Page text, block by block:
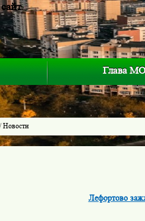
Глава МО
/ Новости
Лефортово